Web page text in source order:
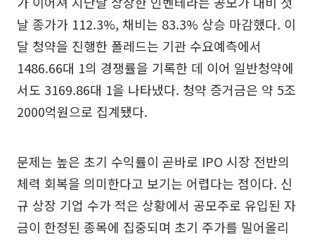
날 종가가 112.3%, 채비는 83.3% 상승 마감했다. 이
달 청약을 진행한 폴레드는 기관 수요예측에서
1486.66대 1의 경쟁률을 기록한 데 이어 일반청약에
서도 3169.86대 1을 나타냈다. 청약 증거금은 약 5조
2000억원으로 집계됐다.
문제는 높은 초기 수익률이 곧바로 IPO 시장 전반의
체력 회복을 의미한다고 보기는 어렵다는 점이다. 신
규 상장 기업 수가 적은 상황에서 공모주로 유입된 자
금이 한정된 종목에 집중되며 초기 주가를 밀어올리